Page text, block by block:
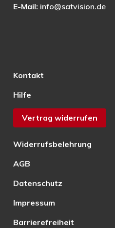
E-Mail: info@satvision.de
Kontakt
Hilfe
Vertrag widerrufen
Widerrufsbelehrung
AGB
Datenschutz
Impressum
Barrierefreiheit